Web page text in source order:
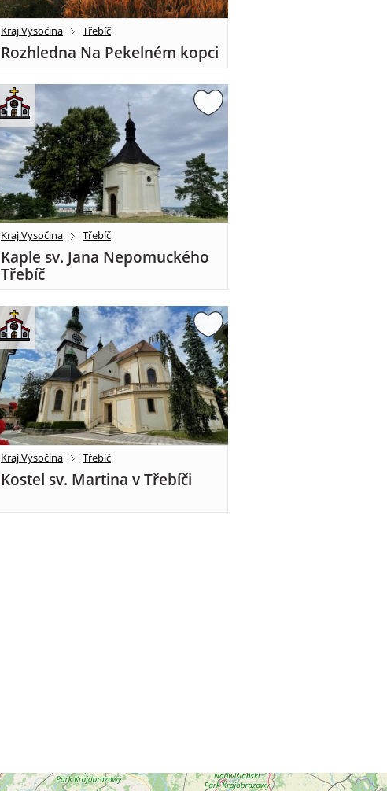
Kraj Vysočina Třebíč
Rozhledna Na Pekelném kopci
Kraj Vysočina Třebíč
Kaple sv. Jana Nepomuckého
Třebíč
Kraj Vysočina Třebíč
Kostel sv. Martina v Třebíči